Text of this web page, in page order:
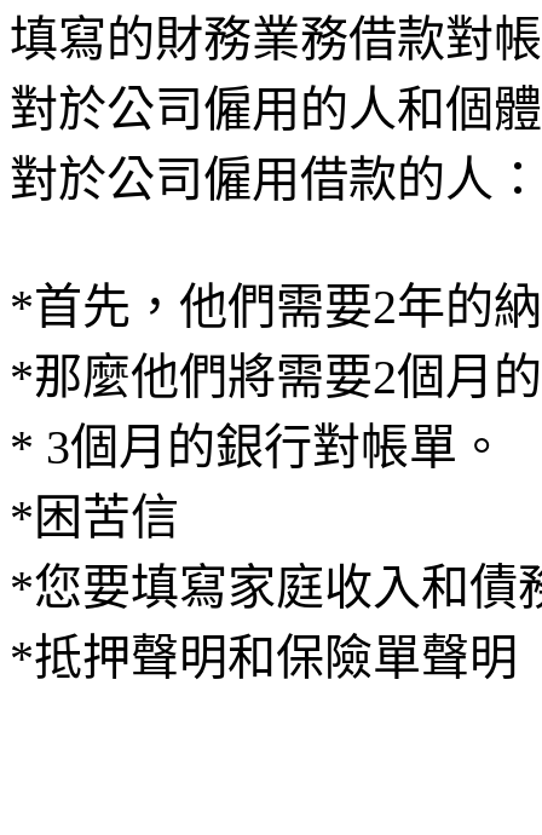
填寫的財務業務借款對
對於公司僱用的人和個
對於公司僱用借款的人
*首先，他們需要2年的
*那麼他們將需要2個月
* 3個月的銀行對帳單。
*困苦信
*您要填寫家庭收入和債
*抵押聲明和保險單聲明